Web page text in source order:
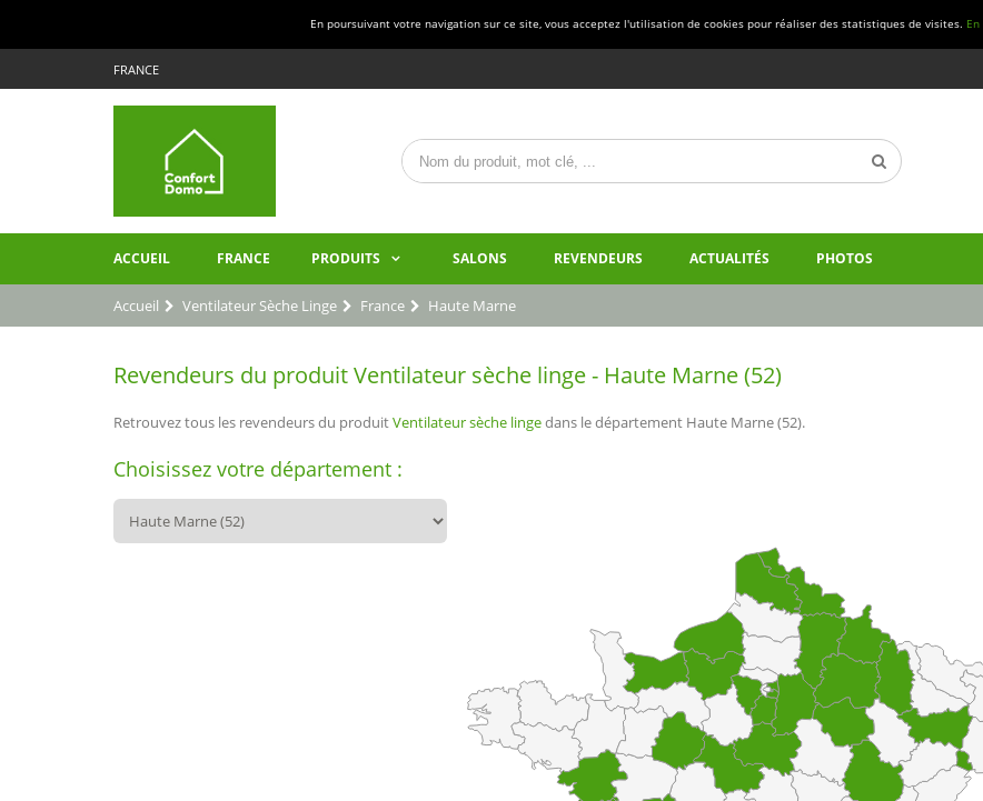
En poursuivant votre navigation sur ce site, vous acceptez l'utilisation de cookies pour réaliser des statistiques de visites.
FRANCE
ACCUEIL FRANCE PRODUITS SALONS REVENDEURS ACTUALITÉS PHOTOS
Accueil Ventilateur Sèche Linge France Haute Marne
Revendeurs du produit Ventilateur sèche linge - Haute Marne (52)
Retrouvez tous les revendeurs du produitVentilateur sèche lingedans le département Haute Marne (52).
Choisissez votre département :